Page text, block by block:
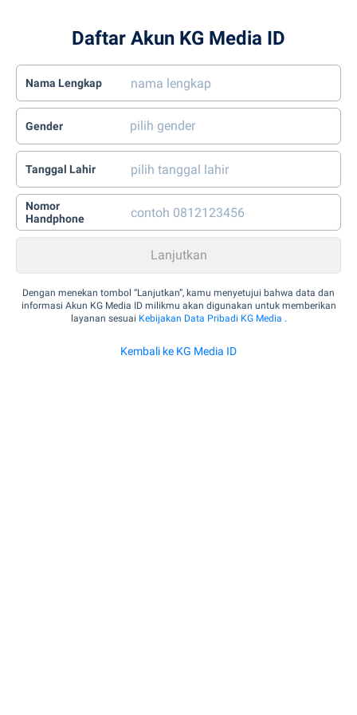
Daftar Akun KG Media ID
Nama Lengkap
Gender
Tanggal Lahir
Nomor
Handphone
Dengan menekan tombol “Lanjutkan”, kamu menyetujui bahwa data dan
informasi Akun KG Media ID milikmu akan digunakan untuk memberikan
layanan sesuai Kebijakan Data Pribadi KG Media .
Kembali ke KG Media ID